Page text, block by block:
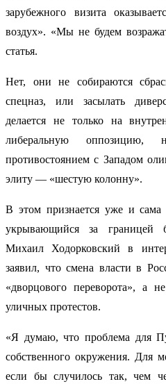
зарубежного визита
воздух». «Мы не будем
статья.
Нет, они не собираются
спецназ, или засылать
делается не только на
либеральную
противостоянием с Западом
элиту — «шестую колонну».
В этом признается уже и сама
укрывающийся за
Михаил Ходорковский в
заявил, что смена власти в
«дворцового переворота», а
уличных протестов.
«Я думаю, что проблема для
собственного окружения. Для
если бы случилось так, чем